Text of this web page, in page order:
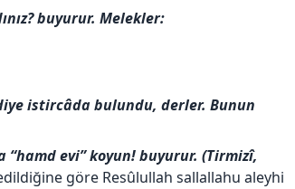
buyurur. Melekler:
istircâda bulundu, derler. Bunun
“hamd evi” koyun! buyurur. (Tirmizî,
göre Resûlullah sallallahu aleyhi